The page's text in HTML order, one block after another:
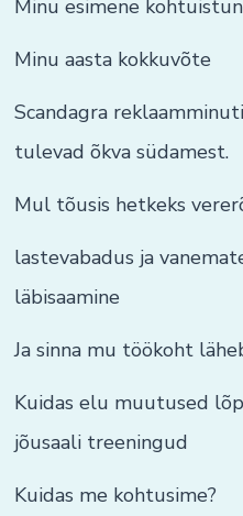
Minu esimene
Minu aasta kokkuvõte
Scandagra
tulevad õkva südamest.
Mul tõusis hetkeks
lastevabadus ja
läbisaamine
Ja sinna mu töökoht
Kuidas elu muutused
jõusaali treeningud
Kuidas me kohtusime?